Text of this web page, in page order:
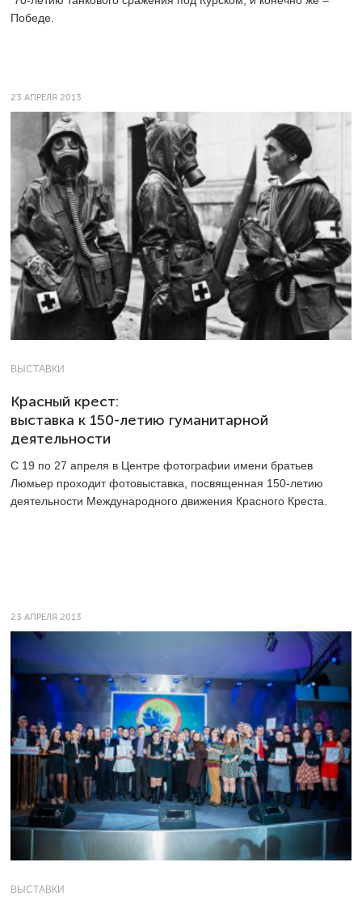
Победе.
23 АПРЕЛЯ 2013
ВЫСТАВКИ
Красный крест:
выставка к 150-летию гуманитарной
деятельности
С 19 по 27 апреля в Центре фотографии имени братьев
Люмьер проходит фотовыставка, посвященная 150-летию
деятельности Международного движения Красного Креста.
23 АПРЕЛЯ 2013
ВЫСТАВКИ